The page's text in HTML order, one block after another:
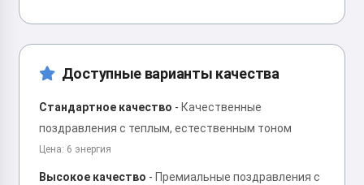
Доступные варианты качества
Стандартное качество - Качественные
поздравления с теплым, естественным тоном
Цена: 6 энергия
Высокое качество - Премиальные поздравления с